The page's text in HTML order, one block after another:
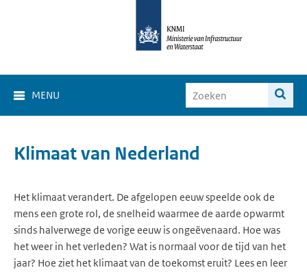
MENU
Klimaat van Nederland
Het klimaat verandert. De afgelopen eeuw speelde ook de
mens een grote rol, de snelheid waarmee de aarde opwarmt
sinds halverwege de vorige eeuw is ongeëvenaard. Hoe was
het weer in het verleden? Wat is normaal voor de tijd van het
jaar? Hoe ziet het klimaat van de toekomst eruit? Lees en leer